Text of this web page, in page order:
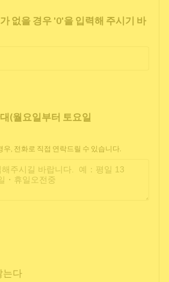
없을 경우 '0'을 입력해 주시기 바
(월요일부터 토요일
우, 전화로 직접 연락드릴 수 있습니다.
는다